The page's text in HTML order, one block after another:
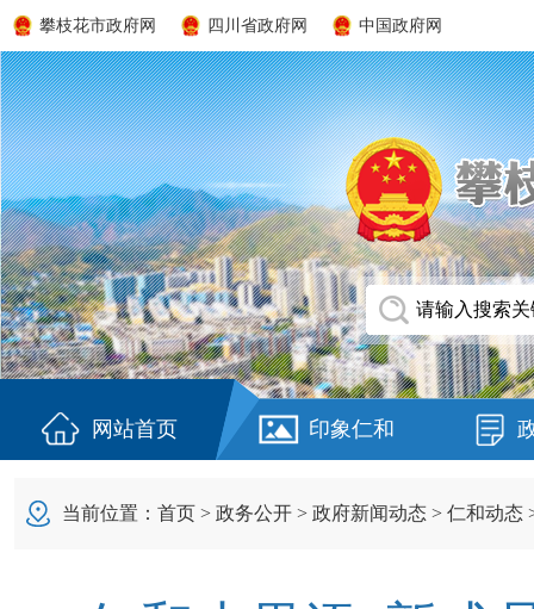
攀枝花市政府网 四川省政府网 中国政府网
网站首页 印象仁和
当前位置： 首页 > 政务公开 > 政府新闻动态 > 仁和动态